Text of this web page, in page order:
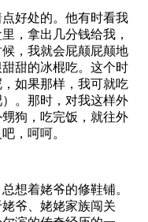
好处的。他有时看我
，拿出几分钱给我，
，我就会屁颠屁颠地
甜的冰棍吃。这个时
如果那样，我可就吃
。那时，对我这样外
狗，吃完饭，就往外
，呵呵。
想着姥爷的修鞋铺。
爷、姥姥家族闯关